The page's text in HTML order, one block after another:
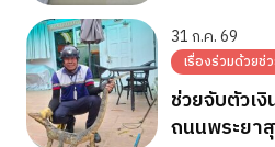
31 ก.ค. 69
เรื่องร่วมด้วยช่
ช่วยจับตัวเ
ถนนพระยา